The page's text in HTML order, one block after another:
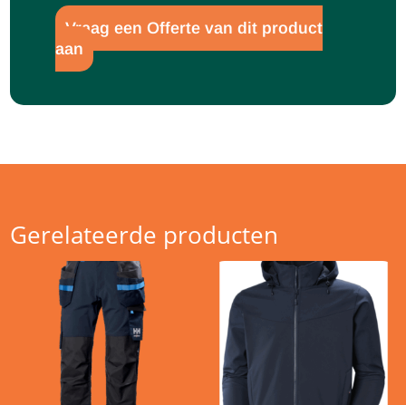
Vraag een Offerte van dit product
aan
Gerelateerde producten